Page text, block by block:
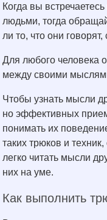
Когда вы
людьми, тогда
ли то, что они
Для любого человека
между своими
Чтобы узнать мысли
но эффективных
понимать их
таких трюков и
легко читать мысли
них на уме.
Как выполнить